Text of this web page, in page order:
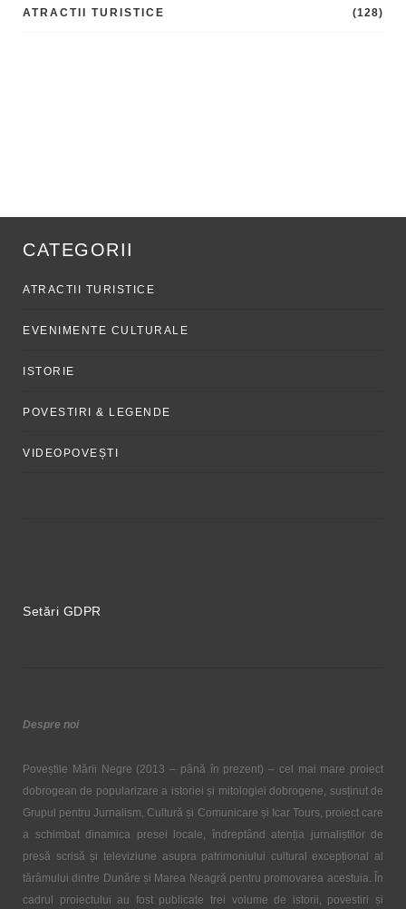
ATRACTII TURISTICE (128)
CATEGORII
ATRACTII TURISTICE
EVENIMENTE CULTURALE
ISTORIE
POVESTIRI & LEGENDE
VIDEOPOVEȘTI
Setări GDPR
Despre noi
Poveștile Mării Negre (2013 – până în prezent) – cel mai mare proiect
dobrogean de popularizare a istoriei și mitologiei dobrogene, susținut de
Grupul pentru Jurnalism, Cultură și Comunicare și Icar Tours, proiect care
a schimbat dinamica presei locale, îndreptând atenția jurnaliștilor de
presă scrisă și televiziune asupra patrimoniului cultural excepțional al
tărâmului dintre Dunăre și Marea Neagră pentru promovarea acestuia. În
cadrul proiectului au fost publicate trei volume de istorii, povestiri și